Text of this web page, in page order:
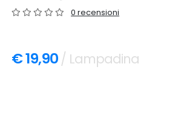
0 recensioni
€ 19,90 / Lampadina